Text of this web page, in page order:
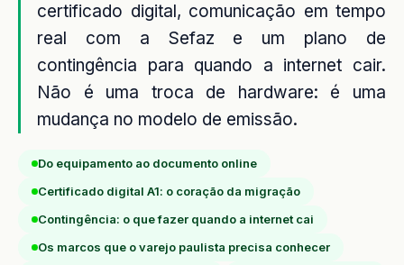
certificado digital, comunicação em tempo
real com a Sefaz e um plano de
contingência para quando a internet cair.
Não é uma troca de hardware: é uma
mudança no modelo de emissão.
Do equipamento ao documento online
Certificado digital A1: o coração da migração
Contingência: o que fazer quando a internet cai
Os marcos que o varejo paulista precisa conhecer